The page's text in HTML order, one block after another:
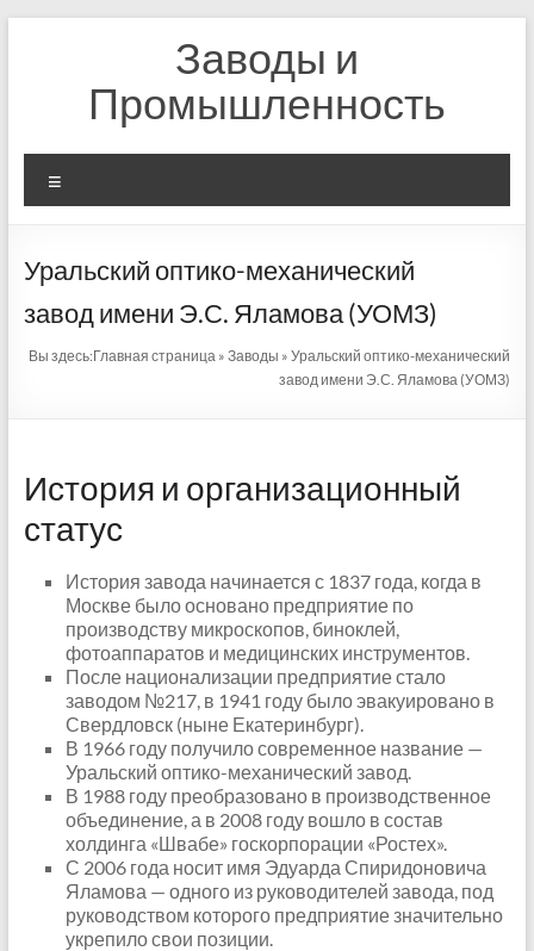
Заводы и
Промышленность
Уральский оптико-механический
завод имени Э.С. Яламова (УОМЗ)
Вы здесь:Главная страница »Заводы »Уральский оптико-механический
завод имени Э.С. Яламова (УОМЗ)
История и организационный
статус
История завода начинается с 1837 года, когда в
Москве было основано предприятие по
производству микроскопов, биноклей,
фотоаппаратов и медицинских инструментов.
После национализации предприятие стало
заводом №217, в 1941 году было эвакуировано в
Свердловск (ныне Екатеринбург).
В 1966 году получило современное название —
Уральский оптико-механический завод.
В 1988 году преобразовано в производственное
объединение, а в 2008 году вошло в состав
холдинга «Швабе» госкорпорации «Ростех».
С 2006 года носит имя Эдуарда Спиридоновича
Яламова — одного из руководителей завода, под
руководством которого предприятие значительно
укрепило свои позиции.